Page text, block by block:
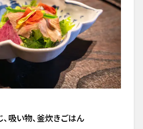
吸い物、釜炊きごはん